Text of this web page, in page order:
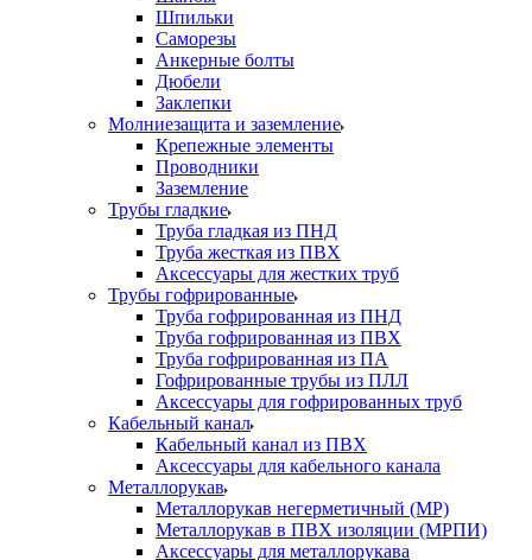
Шпильки
Саморезы
Анкерные болты
Дюбели
Заклепки
Молниезащита и заземление
Крепежные элементы
Проводники
Заземление
Трубы гладкие
Труба гладкая из ПНД
Труба жесткая из ПВХ
Аксессуары для жестких труб
Трубы гофрированные
Труба гофрированная из ПНД
Труба гофрированная из ПВХ
Труба гофрированная из ПА
Гофрированные трубы из ПЛЛ
Аксессуары для гофрированных труб
Кабельный канал
Кабельный канал из ПВХ
Аксессуары для кабельного канала
Металлорукав
Металлорукав негерметичный (МР)
Металлорукав в ПВХ изоляции (МРПИ)
Аксессуары для металлорукава